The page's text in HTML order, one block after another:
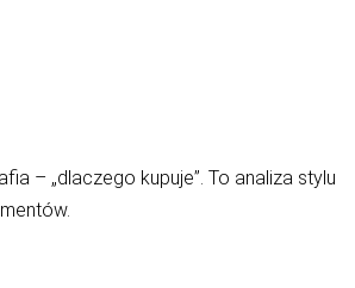
– „dlaczego kupuje”. To analiza stylu